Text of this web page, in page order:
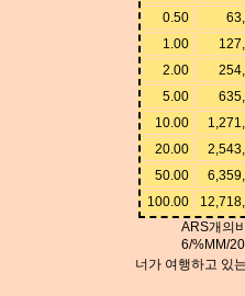
0.50
1.00
2.00
5.00
10.00
20.00
50.00
100.00
ARS개의
6/%MM/
너가 여행하고 있